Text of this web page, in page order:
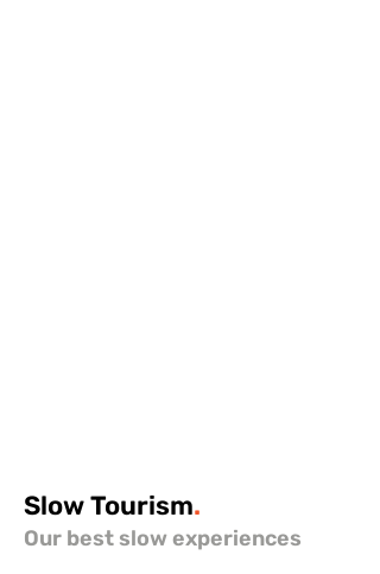
SlowTourism.
Our best slow experiences